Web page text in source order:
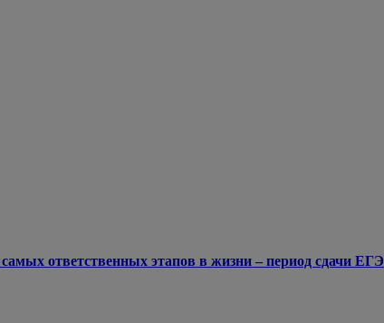
ответственных этапов в жизни – период сдачи ЕГЭ